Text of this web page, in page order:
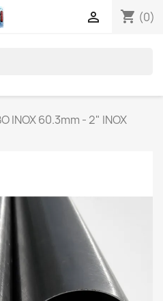
shopping_cart (0)

INOX 60.3mm - 2" INOX